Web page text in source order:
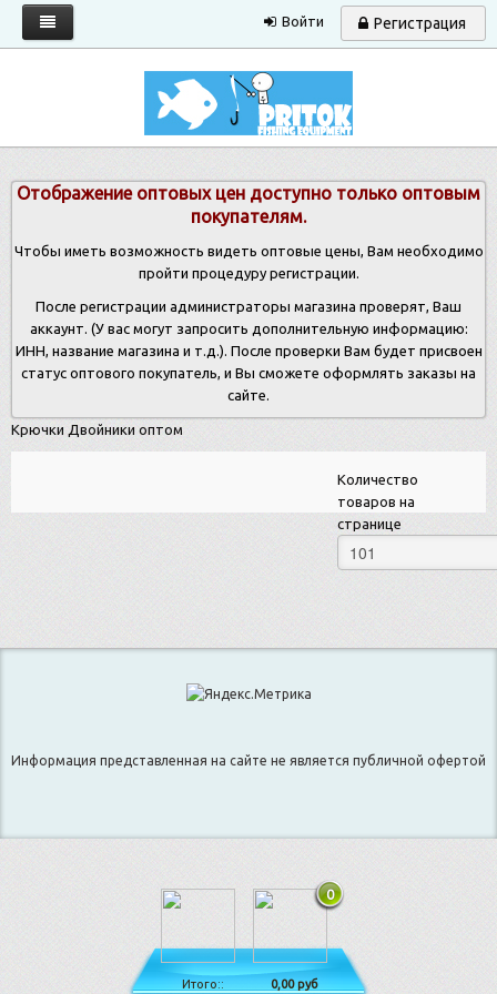
Войти Регистрация
Отображение оптовых цен доступно только оптовым
покупателям.
Чтобы иметь возможность видеть оптовые цены, Вам необходимо
пройти процедуру регистрации.
После регистрации администраторы магазина проверят, Ваш
аккаунт. (У вас могут запросить дополнительную информацию:
ИНН, название магазина и т.д.). После проверки Вам будет присвоен
статус оптового покупатель, и Вы сможете оформлять заказы на
сайте.
Крючки Двойники оптом
Количество
товаров на
странице
Информация представленная на сайте не является публичной офертой
Запрос прайса
Условия работы
Новости
Итого::
0
0,00 руб